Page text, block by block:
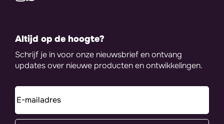
Altijd op de hoogte?
Schrijf je in voor onze nieuwsbrief en ontvang
updates over nieuwe producten en ontwikkelingen.